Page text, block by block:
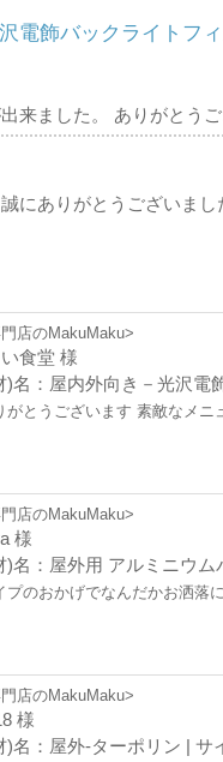
電飾バックライトフ
来ました。 ありがとうご
にありがとうございま
店のMakuMaku>
食堂 様
)名：屋内外向き－光沢電
がとうございます 素敵なメニ
店のMakuMaku>
様
)名：屋外用 アルミニウ
プのおかげでなんだかお洒落
店のMakuMaku>
様
)名：屋外-ターポリン | サ